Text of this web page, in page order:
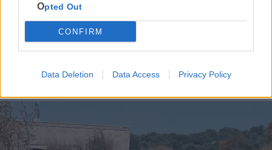
Opted Out
CONFIRM
Data Deletion Data Access Privacy Policy
Le ultime notizie di Laterza